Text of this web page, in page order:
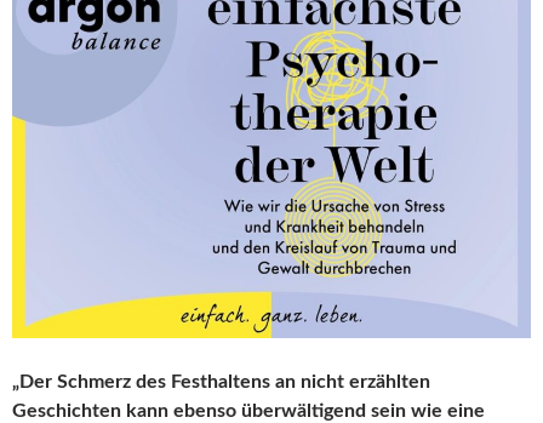
„Der Schmerz des Festhaltens an nicht erzählten
Geschichten kann ebenso überwältigend sein wie eine